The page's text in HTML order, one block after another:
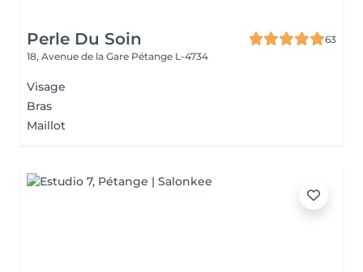
Perle Du Soin
63
18, Avenue de la Gare Pétange L-4734
Visage
Bras
Maillot